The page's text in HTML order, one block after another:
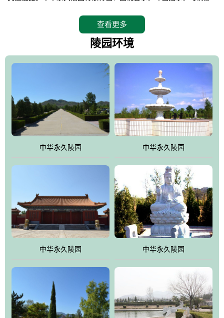
地。在总体设计上完全以中国传统文化作为前渠，由三条山脊环绕
而成，宛如一把太师椅，呈坐南朝北向，左青龙，右白虎，前朱
环绕挡住了外界的风吹，流动的生气遇到官厅的水又止住了，正好
符合山环水抱，藏风纳气的要求。中华永久陵园风景庄重典雅、气
势如宏，是华北地区最大的平川式墓园，陵园以皇家建筑风格为载
体吸取现代园林艺术之精华
查看更多
陵园环境
中华永久陵园 中华永久陵园
中华永久陵园 中华永久陵园